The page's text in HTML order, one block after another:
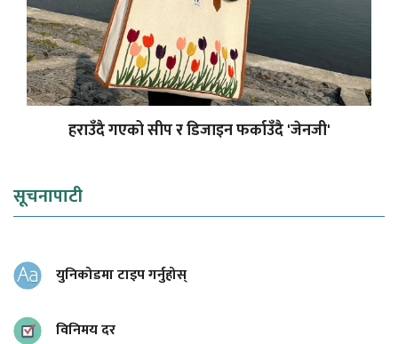
हराउँदै गएको सीप र डिजाइन फर्काउँदै 'जेनजी'
सूचनापाटी
युनिकोडमा टाइप गर्नुहोस्
विनिमय दर